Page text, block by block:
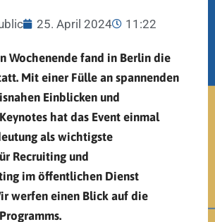
25. April 2024 11:22
Wochenende fand in Berlin die
Mit einer Fülle an spannenden
Einblicken und
hat das Event einmal
als wichtigste
Recruiting und
im öffentlichen Dienst
werfen einen Blick auf die